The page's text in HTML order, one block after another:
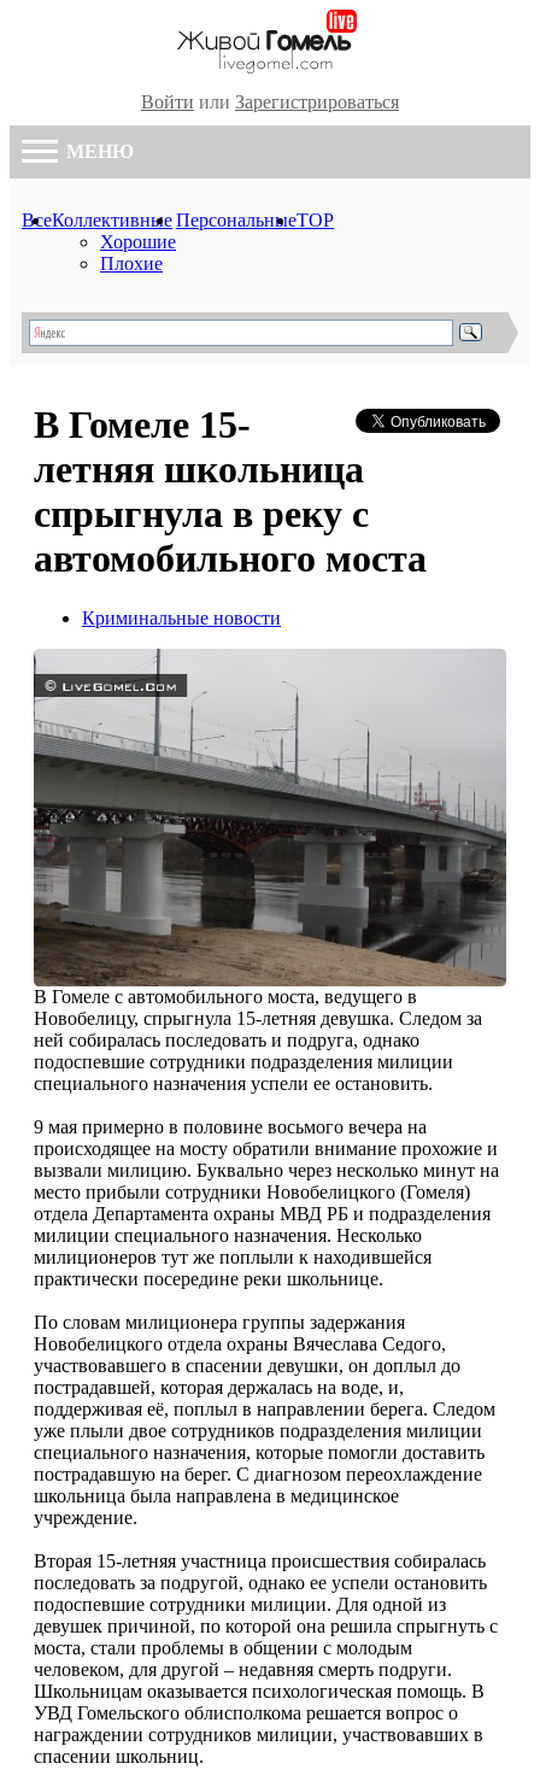
Войти или Зарегистрироваться
МЕНЮ
ВсеКоллективные
Хорошие
Плохие
ПерсональныеTOP
В Гомеле 15-
летняя школьница
спрыгнула в реку с
автомобильного моста
Криминальные новости
В Гомеле с автомобильного моста, ведущего в
Новобелицу, спрыгнула 15-летняя девушка. Следом за
ней собиралась последовать и подруга, однако
подоспевшие сотрудники подразделения милиции
специального назначения успели ее остановить.
9 мая примерно в половине восьмого вечера на
происходящее на мосту обратили внимание прохожие и
вызвали милицию. Буквально через несколько минут на
место прибыли сотрудники Новобелицкого (Гомеля)
отдела Департамента охраны МВД РБ и подразделения
милиции специального назначения. Несколько
милиционеров тут же поплыли к находившейся
практически посередине реки школьнице.
По словам милиционера группы задержания
Новобелицкого отдела охраны Вячеслава Седого,
участвовавшего в спасении девушки, он доплыл до
пострадавшей, которая держалась на воде, и,
поддерживая её, поплыл в направлении берега. Следом
уже плыли двое сотрудников подразделения милиции
специального назначения, которые помогли доставить
пострадавшую на берег. С диагнозом переохлаждение
школьница была направлена в медицинское
учреждение.
Вторая 15-летняя участница происшествия собиралась
последовать за подругой, однако ее успели остановить
подоспевшие сотрудники милиции. Для одной из
девушек причиной, по которой она решила спрыгнуть с
моста, стали проблемы в общении с молодым
человеком, для другой – недавняя смерть подруги.
Школьницам оказывается психологическая помощь. В
УВД Гомельского облисполкома решается вопрос о
награждении сотрудников милиции, участвовавших в
спасении школьниц.